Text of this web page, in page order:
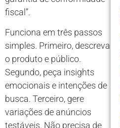
fiscal”.
Funciona em três passos
simples. Primeiro, descreva
o produto e público.
Segundo, peça insights
emocionais e intenções de
busca. Terceiro, gere
variações de anúncios
testáveis. Não precisa de